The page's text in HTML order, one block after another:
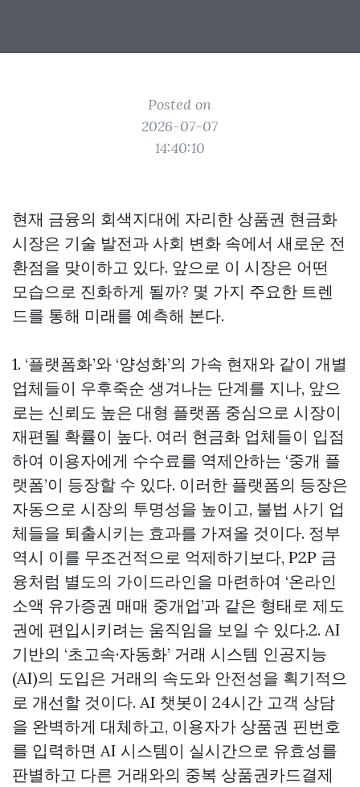
Posted on
2026-07-07
14:40:10
현재 금융의 회색지대에 자리한 상품권 현금화
시장은 기술 발전과 사회 변화 속에서 새로운 전
환점을 맞이하고 있다. 앞으로 이 시장은 어떤
모습으로 진화하게 될까? 몇 가지 주요한 트렌
드를 통해 미래를 예측해 본다.
1. ‘플랫폼화’와 ‘양성화’의 가속 현재와 같이 개별
업체들이 우후죽순 생겨나는 단계를 지나, 앞으
로는 신뢰도 높은 대형 플랫폼 중심으로 시장이
재편될 확률이 높다. 여러 현금화 업체들이 입점
하여 이용자에게 수수료를 역제안하는 ‘중개 플
랫폼’이 등장할 수 있다. 이러한 플랫폼의 등장은
자동으로 시장의 투명성을 높이고, 불법 사기 업
체들을 퇴출시키는 효과를 가져올 것이다. 정부
역시 이를 무조건적으로 억제하기보다, P2P 금
융처럼 별도의 가이드라인을 마련하여 ‘온라인
소액 유가증권 매매 중개업’과 같은 형태로 제도
권에 편입시키려는 움직임을 보일 수 있다.2. AI
기반의 ‘초고속·자동화’ 거래 시스템 인공지능
(AI)의 도입은 거래의 속도와 안전성을 획기적으
로 개선할 것이다. AI 챗봇이 24시간 고객 상담
을 완벽하게 대체하고, 이용자가 상품권 핀번호
를 입력하면 AI 시스템이 실시간으로 유효성를
판별하고 다른 거래와의 중복 상품권카드결제